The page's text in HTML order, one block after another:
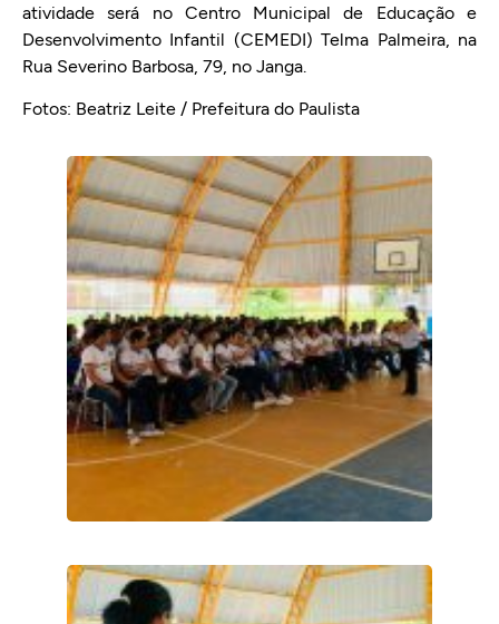
atividade será no Centro Municipal de Educação e
Desenvolvimento Infantil (CEMEDI) Telma Palmeira, na
Rua Severino Barbosa, 79, no Janga.
Fotos: Beatriz Leite / Prefeitura do Paulista